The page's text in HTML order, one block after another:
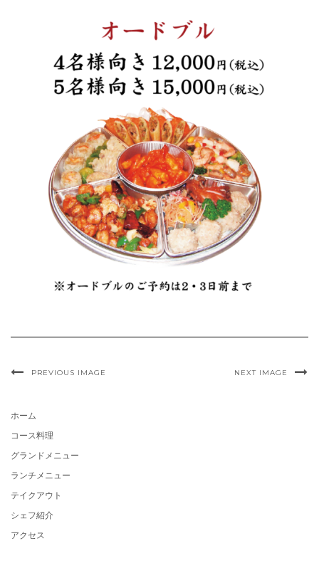
PREVIOUS IMAGE NEXT IMAGE
ホーム
コース料理
グランドメニュー
ランチメニュー
テイクアウト
シェフ紹介
アクセス